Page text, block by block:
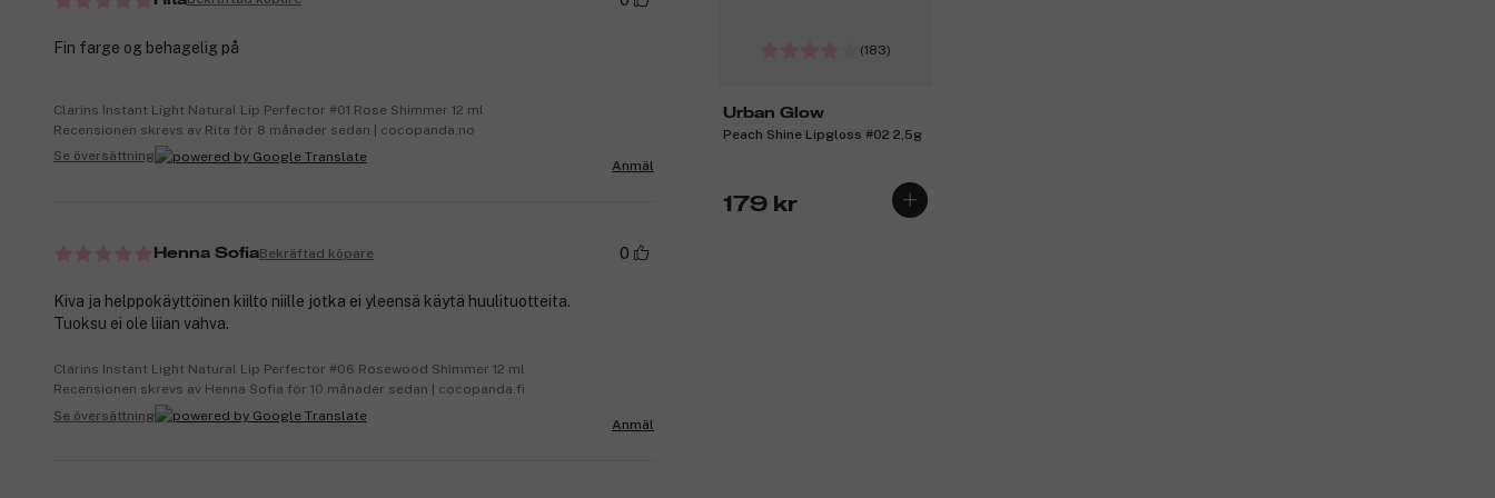
(183)
Urban Glow
Peach Shine Lipgloss #02 2,5g
179 kr
Fin farge og behagelig på
Clarins Instant Light Natural Lip Perfector #01 Rose Shimmer 12 ml
Recensionen skrevs av Rita för 8 månader sedan | cocopanda.no
Se översättning
Anmäl
Henna SofiaBekräftad köpare 0
Kiva ja helppokäyttöinen kiilto niille jotka ei yleensä käytä huulituotteita.
Tuoksu ei ole liian vahva.
Clarins Instant Light Natural Lip Perfector #06 Rosewood Shimmer 12 ml
Recensionen skrevs av Henna Sofia för 10 månader sedan | cocopanda.fi
Se översättning
Anmäl